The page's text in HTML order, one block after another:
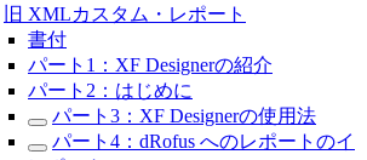
旧 XMLカスタム・レポート
書付
パート1：XF Designerの紹介
パート2：はじめに
パート3：XF Designerの使用法
パート4：dRofus へのレポートのイ